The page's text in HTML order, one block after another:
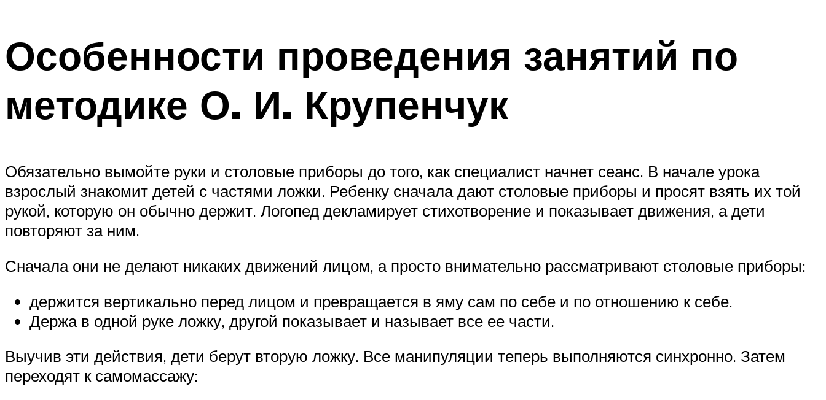
Особенности проведения занятий по
методике О. И. Крупенчук
Обязательно вымойте руки и столовые приборы до того, как специалист начнет сеанс. В начале урока
взрослый знакомит детей с частями ложки. Ребенку сначала дают столовые приборы и просят взять их той
рукой, которую он обычно держит. Логопед декламирует стихотворение и показывает движения, а дети
повторяют за ним.
Сначала они не делают никаких движений лицом, а просто внимательно рассматривают столовые приборы:
держится вертикально перед лицом и превращается в яму сам по себе и по отношению к себе.
Держа в одной руке ложку, другой показывает и называет все ее части.
Выучив эти действия, дети берут вторую ложку. Все манипуляции теперь выполняются синхронно. Затем
переходят к самомассажу: